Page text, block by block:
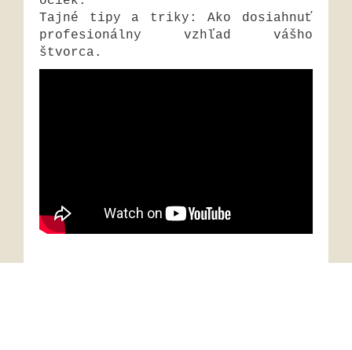
Tajné tipy a triky: Ako dosiahnuť
profesionálny vzhľad vášho
štvorca.